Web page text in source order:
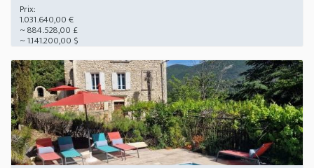
Prix:
1.031.640,00 €
~ 884.528,00 £
~ 1.141.200,00 $